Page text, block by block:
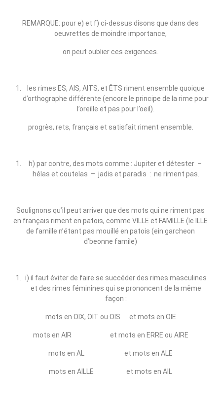
REMARQUE: pour e) et f) ci‑dessus disons que dans des
oeuvrettes de moindre importance,
on peut oublier ces exigences.
les rimes ES, AIS, AITS, et ÊTS riment ensemble quoique
d’orthographe différente (encore le principe de la rime pour
l’oreille et pas pour l’oeil).
progrès, rets, français et satisfait riment ensemble.
h) par contre, des mots comme : Jupiter et détester –
hélas et coutelas – jadis et paradis : ne riment pas.
Soulignons qu’il peut arriver que des mots qui ne riment pas
en français riment en patois, comme VILLE et FAMILLE (le ILLE
de famille n’étant pas mouillé en patois (ein garcheon
d’beonne famile)
i) il faut éviter de faire se succéder des rimes masculines
et des rimes féminines qui se prononcent de la même
façon :
mots en OIX, OIT ou OIS et mots en OIE
mots en AIR et mots en ERRE ou AIRE
mots en AL et mots en ALE
mots en AILLE et mots en AIL